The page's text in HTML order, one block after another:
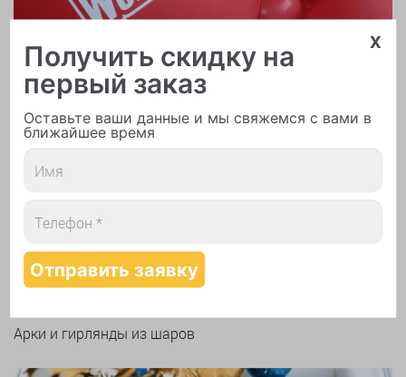
Печать логотипа
Арки и гирлянды из шаров
x
Получить скидку на
первый заказ
Оставьте ваши данные и мы свяжемся с вами в
ближайшее время